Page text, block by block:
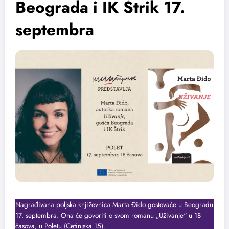
Beograda i IK Štrik 17.
septembra
Nagrađivana poljska književnica Marta Đido gostovaće u Beogradu
17. septembra. Ona će govoriti o svom romanu „Uživanje“ u 18
časova, u Poletu (Cetinjska 15).